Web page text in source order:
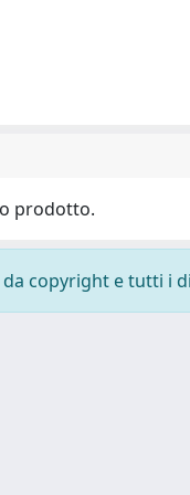
prodotto.
copyright e tutti i